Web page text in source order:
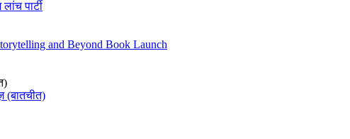
पार्टी
and Beyond Book Launch
(बातचीत)